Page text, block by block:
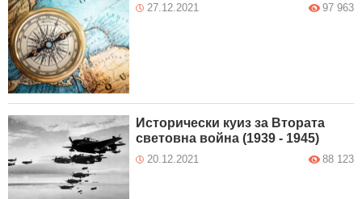
27.12.2021 97 963
Исторически куиз за Втората
световна война (1939 - 1945)
20.12.2021 88 123